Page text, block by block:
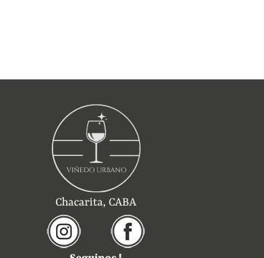
Chacarita, CABA